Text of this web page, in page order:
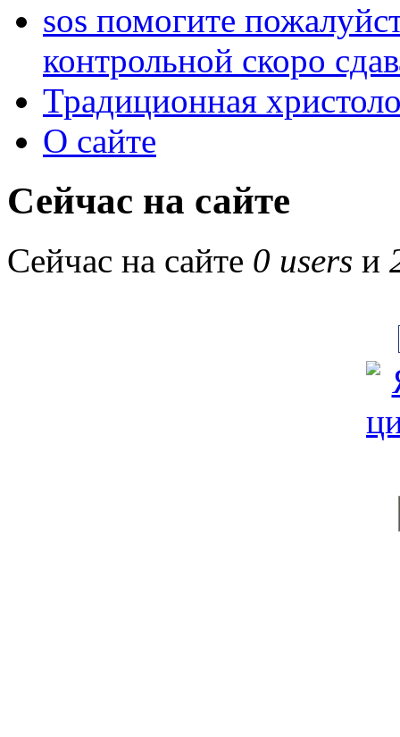
sos помогите
контрольной скоро
Традиционная
О сайте
Сейчас на сайте
Сейчас на сайте 0 users и